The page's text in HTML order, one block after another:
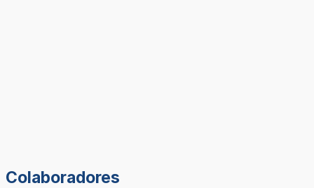
Colaboradores